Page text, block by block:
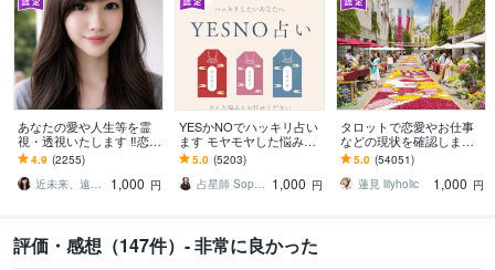
あなたの愛や人生等を霊
視・透視いたします ‼️恋
愛、複雑な恋愛、仕事、
人間関係/上げ下げ鑑定無
し‼️
4.9 (2255)
近未来、遠未来を霊透視！！占い師 紗理奈
1,000 円
YESかNOでハッキリ占い
ます モヤモヤした悩みを
ハッキリ答えを出したい
方へ
5.0 (5203)
占星師 Sophia 1,000 円
タロットで恋愛やお仕事
などの現状を確認します
アドバイスもしっかりお
届けしますので安心して
ください♡
5.0 (54051)
蓮見 lilyholic
1,000 円
評価・感想（147件）- 非常に良かった